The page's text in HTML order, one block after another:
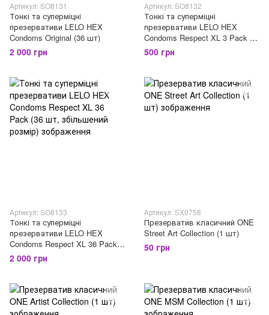
Артикул: SO8131
Тонкі та суперміцні
презервативи LELO HEX
Condoms Original (36 шт)
2 000 грн
Артикул: SO8132
Тонкі та суперміцні
презервативи LELO HEX
Condoms Respect XL 3 Pack (3
шт, збільшений розмір)
500 грн
Артикул: SO8133
Тонкі та суперміцні
презервативи LELO HEX
Condoms Respect XL 36 Pack
(36 шт, збільшений розмір)
2 000 грн
Артикул: SX0758
Презерватив класичний ONE
Street Art Collection (1 шт)
50 грн